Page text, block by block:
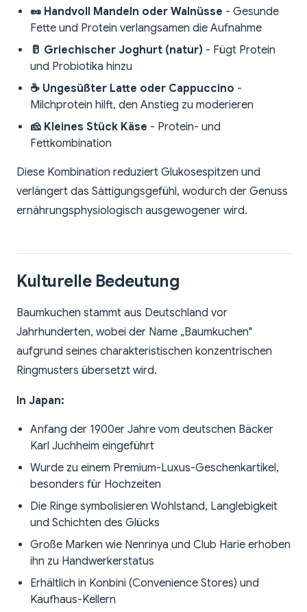
🥜 Handvoll Mandeln oder Walnüsse - Gesunde
Fette und Protein verlangsamen die Aufnahme
🥛 Griechischer Joghurt (natur) - Fügt Protein
und Probiotika hinzu
☕ Ungesüßter Latte oder Cappuccino -
Milchprotein hilft, den Anstieg zu moderieren
🧀 Kleines Stück Käse - Protein- und
Fettkombination
Diese Kombination reduziert Glukosespitzen und
verlängert das Sättigungsgefühl, wodurch der Genuss
ernährungsphysiologisch ausgewogener wird.
Kulturelle Bedeutung
Baumkuchen stammt aus Deutschland vor
Jahrhunderten, wobei der Name „Baumkuchen"
aufgrund seines charakteristischen konzentrischen
Ringmusters übersetzt wird.
In Japan:
Anfang der 1900er Jahre vom deutschen Bäcker
Karl Juchheim eingeführt
Wurde zu einem Premium-Luxus-Geschenkartikel,
besonders für Hochzeiten
Die Ringe symbolisieren Wohlstand, Langlebigkeit
und Schichten des Glücks
Große Marken wie Nenrinya und Club Harie erhoben
ihn zu Handwerkerstatus
Erhältlich in Konbini (Convenience Stores) und
Kaufhaus-Kellern